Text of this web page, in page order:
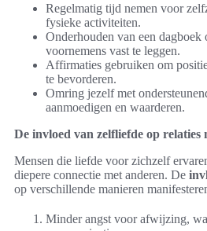
Regelmatig tijd nemen voor
fysieke activiteiten.
Onderhouden van een dagboek
voornemens vast te leggen.
Affirmaties gebruiken om
te bevorderen.
Omring jezelf met
aanmoedigen en waarderen.
De invloed van zelfliefde op relaties
Mensen die liefde voor zichzelf
diepere connectie met anderen. De
op verschillende manieren
Minder angst voor afwijzing,